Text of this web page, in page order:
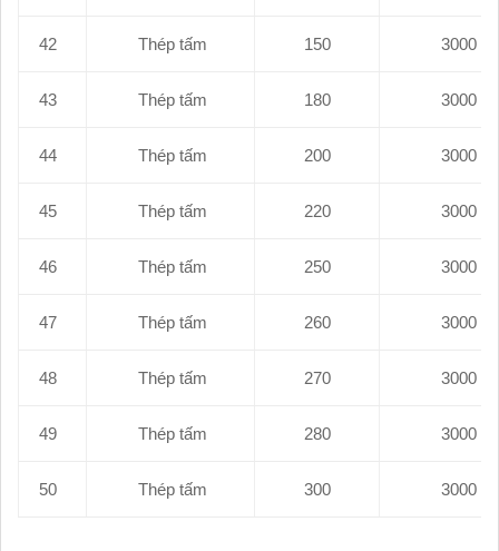
42 Thép tấm 150
43 Thép tấm 180
44 Thép tấm 200
45 Thép tấm 220
46 Thép tấm 250
47 Thép tấm 260
48 Thép tấm 270
49 Thép tấm 280
50 Thép tấm 300